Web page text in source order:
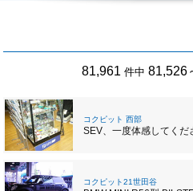
81,961 件中 81,526
コクピット 西部
SEV、一度体感してくだ
コクピット21世田谷